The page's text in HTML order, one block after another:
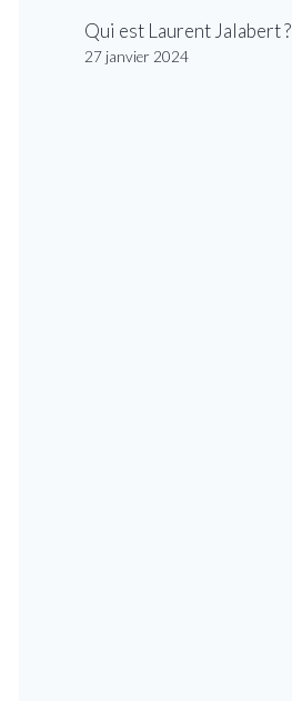
Qui est Laurent Jalabert ?
27 janvier 2024